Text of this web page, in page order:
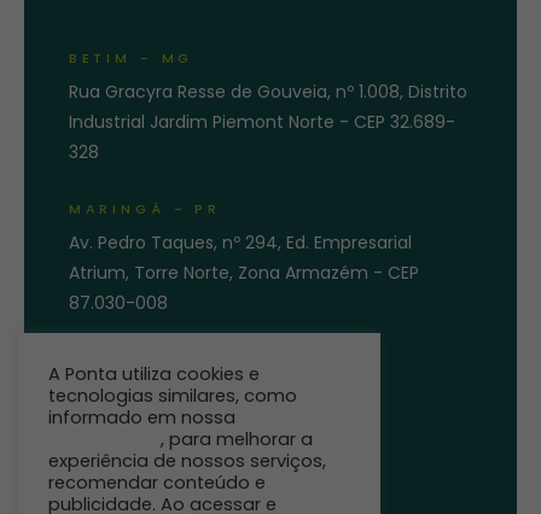
BETIM - MG
Rua Gracyra Resse de Gouveia, nº 1.008, Distrito
Industrial Jardim Piemont Norte - CEP 32.689-
328
MARINGÁ - PR
Av. Pedro Taques, nº 294, Ed. Empresarial
Atrium, Torre Norte, Zona Armazém - CEP
87.030-008
A Ponta utiliza cookies e
tecnologias similares, como
informado em nossa
, para melhorar a
experiência de nossos serviços,
recomendar conteúdo e
publicidade. Ao acessar e